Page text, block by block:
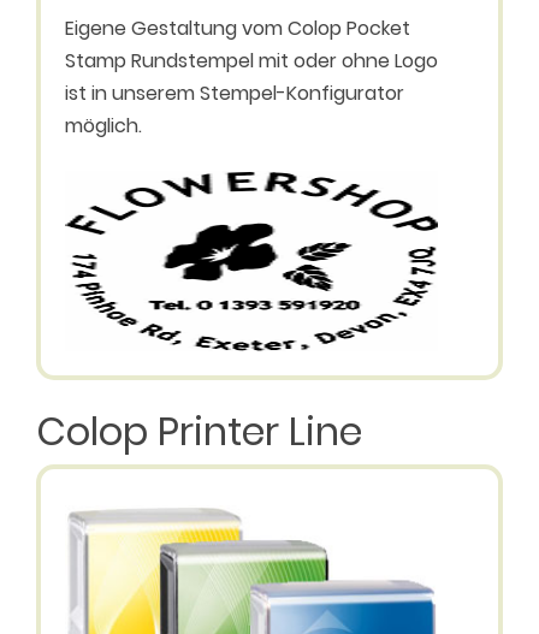
Eigene Gestaltung vom Colop Pocket
Stamp Rundstempel mit oder ohne Logo
ist in unserem Stempel-Konfigurator
möglich.
Colop Printer Line